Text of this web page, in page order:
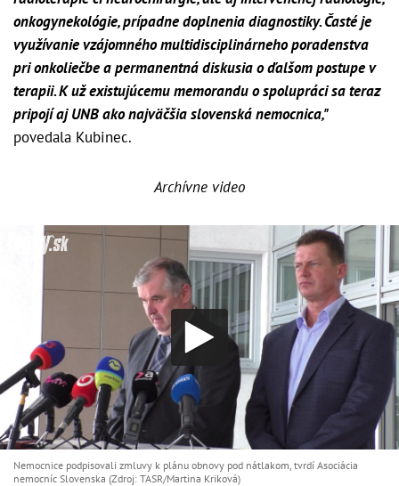
onkogynekológie, prípadne doplnenia diagnostiky. Časté je
využívanie vzájomného multidisciplinárneho poradenstva
pri onkoliečbe a permanentná diskusia o ďalšom postupe v
terapii. K už existujúcemu memorandu o spolupráci sa teraz
pripojí aj UNB ako najväčšia slovenská nemocnica,"
povedala Kubinec.
Archívne video
Nemocnice podpisovali zmluvy k plánu obnovy pod nátlakom, tvrdí Asociácia
nemocníc Slovenska (Zdroj: TASR/Martina Kriková)